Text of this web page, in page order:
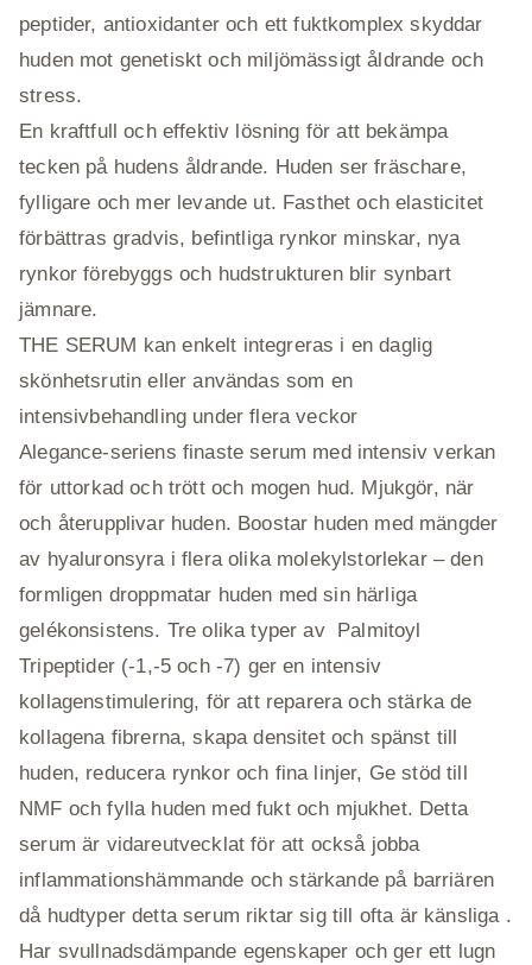
peptider, antioxidanter och ett fuktkomplex skyddar
huden mot genetiskt och miljömässigt åldrande och
stress.
En kraftfull och effektiv lösning för att bekämpa
tecken på hudens åldrande. Huden ser fräschare,
fylligare och mer levande ut. Fasthet och elasticitet
förbättras gradvis, befintliga rynkor minskar, nya
rynkor förebyggs och hudstrukturen blir synbart
jämnare.
THE SERUM kan enkelt integreras i en daglig
skönhetsrutin eller användas som en
intensivbehandling under flera veckor
Alegance-seriens finaste serum med intensiv verkan
för uttorkad och trött och mogen hud. Mjukgör, när
och återupplivar huden. Boostar huden med mängder
av hyaluronsyra i flera olika molekylstorlekar – den
formligen droppmatar huden med sin härliga
gelékonsistens. Tre olika typer av Palmitoyl
Tripeptider (-1,-5 och -7) ger en intensiv
kollagenstimulering, för att reparera och stärka de
kollagena fibrerna, skapa densitet och spänst till
huden, reducera rynkor och fina linjer, Ge stöd till
NMF och fylla huden med fukt och mjukhet. Detta
serum är vidareutvecklat för att också jobba
inflammationshämmande och stärkande på barriären
då hudtyper detta serum riktar sig till ofta är känsliga .
Har svullnadsdämpande egenskaper och ger ett lugn